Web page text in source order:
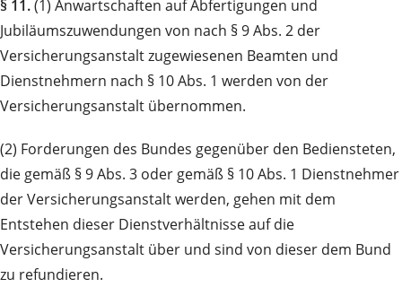
§ 11.(1) Anwartschaften auf Abfertigungen und
Jubiläumszuwendungen von nach § 9 Abs. 2 der
Versicherungsanstalt zugewiesenen Beamten und
Dienstnehmern nach § 10 Abs. 1 werden von der
Versicherungsanstalt übernommen.
(2) Forderungen des Bundes gegenüber den Bediensteten,
die gemäß § 9 Abs. 3 oder gemäß § 10 Abs. 1 Dienstnehmer
der Versicherungsanstalt werden, gehen mit dem
Entstehen dieser Dienstverhältnisse auf die
Versicherungsanstalt über und sind von dieser dem Bund
zu refundieren.